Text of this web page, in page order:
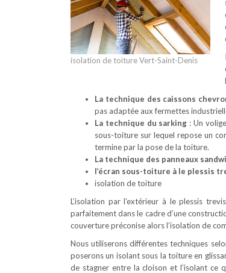
isolation de toiture Vert-Saint-Denis
La technique des caissons
pas adaptée aux fermettes
La technique du sarking : Un
sous-toiture sur lequel repose un
termine par la pose de la toiture.
La technique des panneaux
l’écran sous-toiture à le plessis
isolation de toiture
L’isolation par l’extérieur à le plessis
parfaitement dans le cadre d’une
couverture préconise alors l’isolation de
Nous utiliserons différentes techniques
poserons un isolant sous la toiture en
de stagner entre la cloison et l’isolant ce